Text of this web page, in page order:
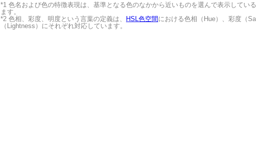
*1 色名および色の特徴表現は、基準となる色のなかから近いものを選んで表示してい
ます。
*2 色相、彩度、明度という言葉の定義は、
HSL色空間 における色相（Hue）、彩度（
（Lightness）にそれぞれ対応しています。